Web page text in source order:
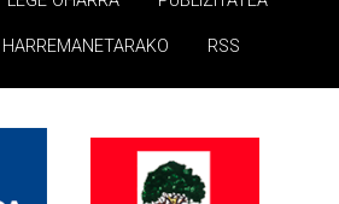
HARREMANETARAKO RSS